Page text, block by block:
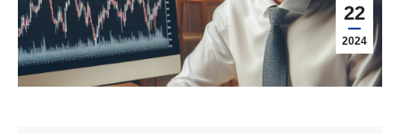
22
2024